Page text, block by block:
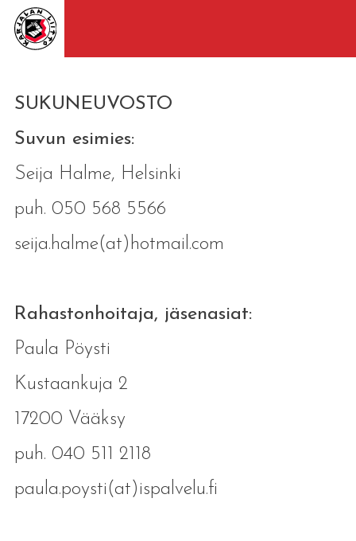
SUKUNEUVOSTO
Suvun esimies:
Seija Halme, Helsinki
puh. 050 568 5566
seija.halme(at)hotmail.com
Rahastonhoitaja, jäsenasiat:
Paula Pöysti
Kustaankuja 2
17200 Vääksy
puh. 040 511 2118
paula.poysti(at)ispalvelu.fi